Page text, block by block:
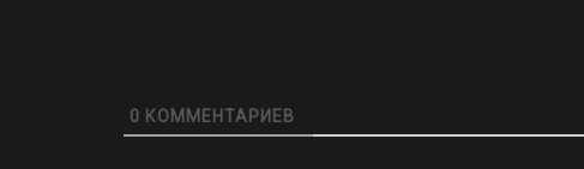
0 КОММЕНТАРИЕВ